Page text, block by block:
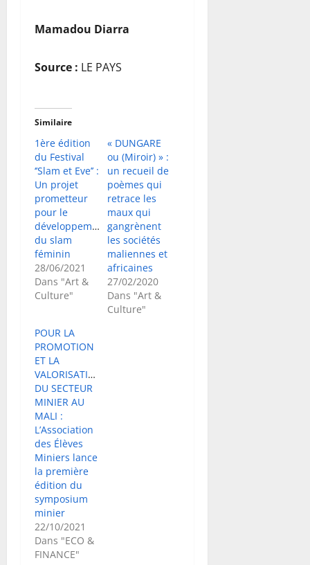
Mamadou Diarra
Source : LE PAYS
Similaire
1ère édition
du Festival
‘’Slam et Eve’’ :
Un projet
prometteur
pour le
développement
du slam
féminin
28/06/2021
Dans "Art &
Culture"
« DUNGARE
ou (Miroir) » :
un recueil de
poèmes qui
retrace les
maux qui
gangrènent
les sociétés
maliennes et
africaines
27/02/2020
Dans "Art &
Culture"
POUR LA
PROMOTION
ET LA
VALORISATION
DU SECTEUR
MINIER AU
MALI :
L’Association
des Élèves
Miniers lance
la première
édition du
symposium
minier
22/10/2021
Dans "ECO &
FINANCE"